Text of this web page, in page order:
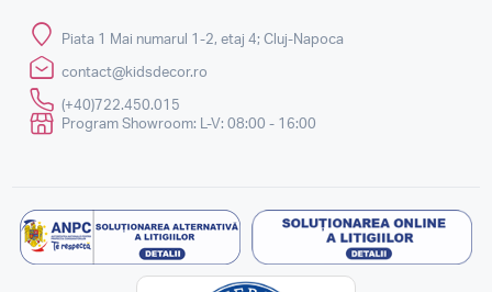
Piata 1 Mai numarul 1-2, etaj 4; Cluj-Napoca
contact@kidsdecor.ro
(+40)722.450.015
Program Showroom: L-V: 08:00 - 16:00